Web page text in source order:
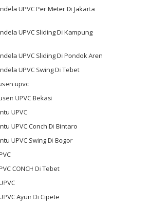
UPVC Per Meter Di Jakarta
UPVC Sliding Di Kampung
UPVC Sliding Di Pondok Aren
UPVC Swing Di Tebet
upvc
UPVC Bekasi
UPVC
UPVC Conch Di Bintaro
UPVC Swing Di Bogor
CONCH Di Tebet
Ayun Di Cipete